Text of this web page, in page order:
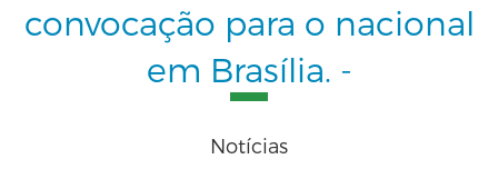
convocação para o nacional
em Brasília. -
Notícias